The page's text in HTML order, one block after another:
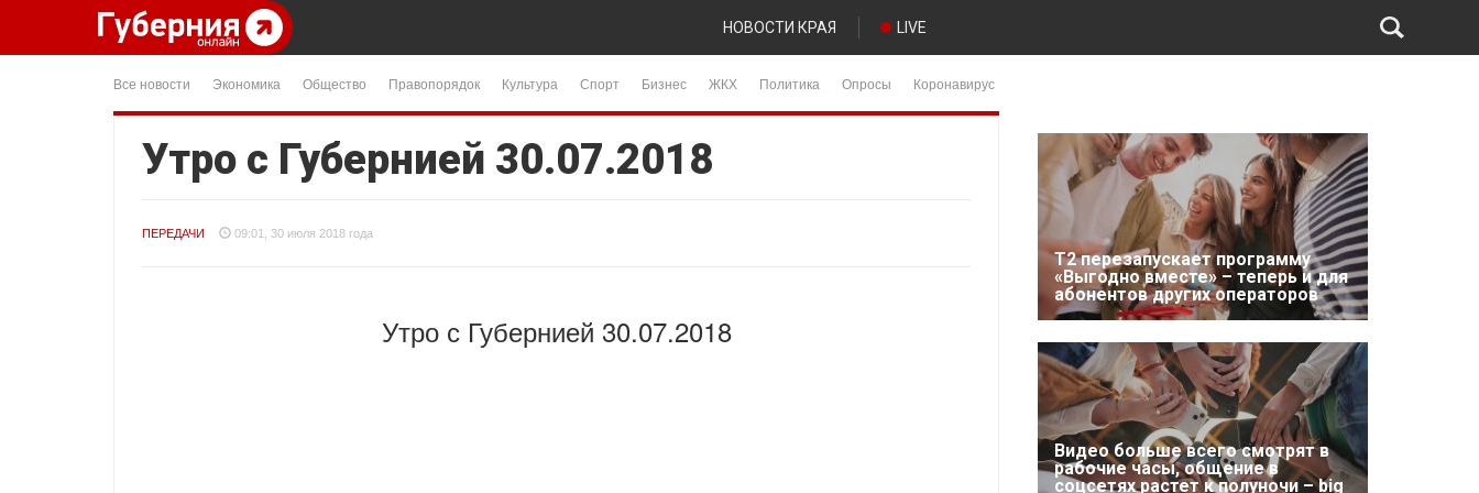
НОВОСТИ КРАЯ LIVE
Все новости Экономика Общество Правопорядок Культура Спорт Бизнес ЖКХ Политика Опросы Коронавирус
Утро с Губернией 30.07.2018
ПЕРЕДАЧИ 09:01, 30 июля 2018 года
Утро с Губернией 30.07.2018
Т2 перезапускает программу
«Выгодно вместе» – теперь и для
абонентов других операторов
Видео больше всего смотрят в
рабочие часы, общение в
соцсетях растет к полуночи – big